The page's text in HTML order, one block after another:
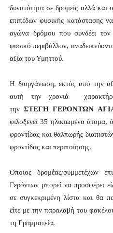
δυνατότητα σε δρομείς αλλά
επιπέδων φυσικής κατάστασης
αγώνα δρόμου που συνδέει
φυσικό περιβάλλον,
αξία του Υμηττού.
Η διοργάνωση, εκτός από την
αυτή την χρονιά
τηνΣΤΕΓΗ ΓΕΡΟΝΤΩΝ
φιλοξενεί 35 ηλικιωμένα άτομα,
φροντίδας και θαλπωρής
φροντίδας και περιποίησης.
Όποιος δρομέας/συμμετέχων
Γερόντων μπορεί να προσφέρει
σε συγκεκριμένη λίστα και θα
είτε με την παραλαβή του
τη Γραμματεία.